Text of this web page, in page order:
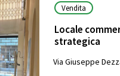
Vendita
Locale
strategica
Via Giuseppe